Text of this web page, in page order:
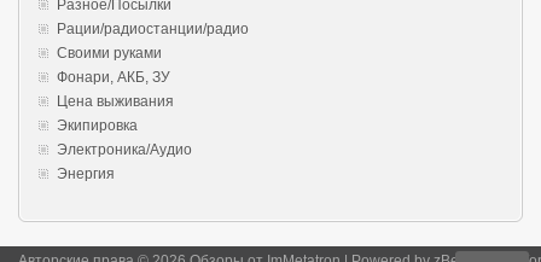
Разное/Посылки
Рации/радиостанции/радио
Своими руками
Фонари, АКБ, ЗУ
Цена выживания
Экипировка
Электроника/Аудио
Энергия